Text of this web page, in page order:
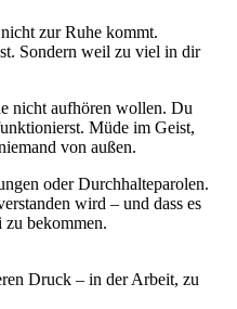
zur Ruhe kommt.
Sondern weil zu viel in dir
nicht aufhören wollen. Du
Müde im Geist,
von außen.
oder Durchhalteparolen.
wird – und dass es
bekommen.
Druck – in der Arbeit, zu